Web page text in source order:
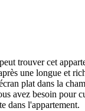
trouver cet
une longue et
plat dans la
avez besoin pour
dans l'appartement.